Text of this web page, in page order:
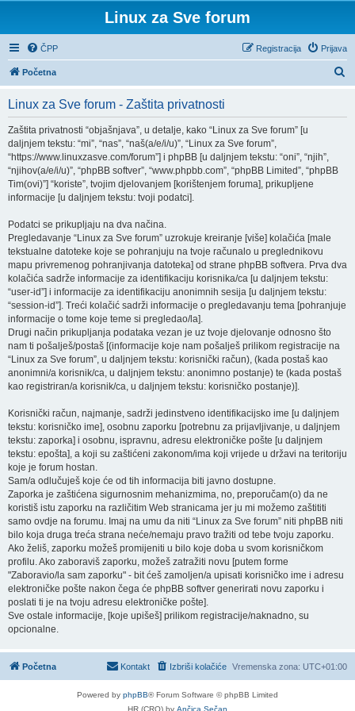
Linux za Sve forum
ČPP Prijava
Registracija
Početna
Linux za Sve forum - Zaštita privatnosti
Zaštita privatnosti “objašnjava”, u detalje, kako “Linux za Sve forum” [u
daljnjem tekstu: “mi”, “nas”, “naš(a/e/i/u)”, “Linux za Sve forum”,
“https://www.linuxzasve.com/forum”] i phpBB [u daljnjem tekstu: “oni”, “njih”,
“njihov(a/e/i/u)”, “phpBB softver”, “www.phpbb.com”, “phpBB Limited”, “phpBB
Tim(ovi)”] “koriste”, tvojim djelovanjem [korištenjem foruma], prikupljene
informacije [u daljnjem tekstu: tvoji podatci].
Podatci se prikupljaju na dva načina.
Pregledavanje “Linux za Sve forum” uzrokuje kreiranje [više] kolačića [male
tekstualne datoteke koje se pohranjuju na tvoje računalo u preglednikovu
mapu privremenog pohranjivanja datoteka] od strane phpBB softvera. Prva dva
kolačića sadrže informacije za identifikaciju korisnika/ca [u daljnjem tekstu:
“user-id”] i informacije za identifikaciju anonimnih sesija [u daljnjem tekstu:
“session-id”]. Treći kolačić sadrži informacije o pregledavanju tema [pohranjuje
informacije o tome koje teme si pregledao/la].
Drugi način prikupljanja podataka vezan je uz tvoje djelovanje odnosno što
nam ti pošalješ/postaš [(informacije koje nam pošalješ prilikom registracije na
“Linux za Sve forum”, u daljnjem tekstu: korisnički račun), (kada postaš kao
anonimni/a korisnik/ca, u daljnjem tekstu: anonimno postanje) te (kada postaš
kao registriran/a korisnik/ca, u daljnjem tekstu: korisničko postanje)].
Korisnički račun, najmanje, sadrži jedinstveno identifikacijsko ime [u daljnjem
tekstu: korisničko ime], osobnu zaporku [potrebnu za prijavljivanje, u daljnjem
tekstu: zaporka] i osobnu, ispravnu, adresu elektroničke pošte [u daljnjem
tekstu: epošta], a koji su zaštićeni zakonom/ima koji vrijede u državi na teritoriju
koje je forum hostan.
Sam/a odlučuješ koje će od tih informacija biti javno dostupne.
Zaporka je zaštićena sigurnosnim mehanizmima, no, preporučam(o) da ne
koristiš istu zaporku na različitim Web stranicama jer ju mi možemo zaštititi
samo ovdje na forumu. Imaj na umu da niti “Linux za Sve forum” niti phpBB niti
bilo koja druga treća strana neće/nemaju pravo tražiti od tebe tvoju zaporku.
Ako želiš, zaporku možeš promijeniti u bilo koje doba u svom korisničkom
profilu. Ako zaboraviš zaporku, možeš zatražiti novu [putem forme
"Zaboravio/la sam zaporku" - bit ćeš zamoljen/a upisati korisničko ime i adresu
elektroničke pošte nakon čega će phpBB softver generirati novu zaporku i
poslati ti je na tvoju adresu elektroničke pošte].
Sve ostale informacije, [koje upišeš] prilikom registracije/naknadno, su
opcionalne.
Početna Vremenska zona: UTC+01:00
Izbriši kolačiće
Kontakt
Powered by phpBB® Forum Software © phpBB Limited
HR (CRO) by Ančica Sečan